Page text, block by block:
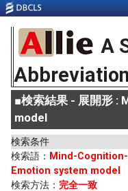
A
■検索結果 - 展開形 :
model
検索条件
検索語： Mind-Cognition-
Emotion system model
検索方法： 完全一致